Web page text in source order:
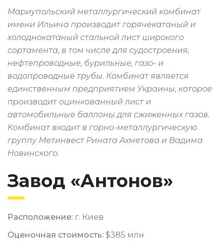
Мариупольский металлургический комбинат
имени Ильича производит горячекатаный и
холоднокатаный стальной лист широкого
сортамента, в том числе для судостроения,
нефтепроводные, бурильные, газо- и
водопроводные трубы. Комбинат является
единственным предприятием Украины, которое
производит оцинкованный лист и
автомобильные баллоны для сжиженных газов.
Комбинат входит в горно-металлургическую
группу Метинвест Рината Ахметова и Вадима
Новинского.
Завод «Антонов»
Расположение: г. Киев
Оценочная стоимость: $385 млн